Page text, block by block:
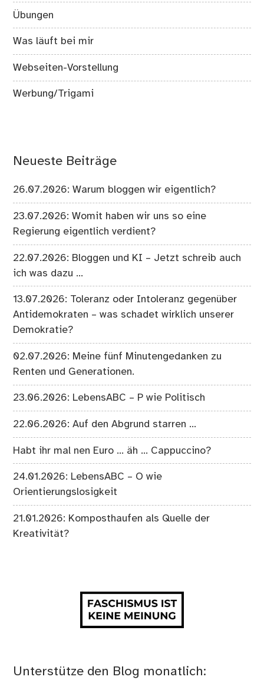
Übungen
Was läuft bei mir
Webseiten-Vorstellung
Werbung/Trigami
Neueste Beiträge
26.07.2026: Warum bloggen wir eigentlich?
23.07.2026: Womit haben wir uns so eine
Regierung eigentlich verdient?
22.07.2026: Bloggen und KI – Jetzt schreib auch
ich was dazu …
13.07.2026: Toleranz oder Intoleranz gegenüber
Antidemokraten – was schadet wirklich unserer
Demokratie?
02.07.2026: Meine fünf Minutengedanken zu
Renten und Generationen.
23.06.2026: LebensABC – P wie Politisch
22.06.2026: Auf den Abgrund starren …
Habt ihr mal nen Euro … äh … Cappuccino?
24.01.2026: LebensABC – O wie
Orientierungslosigkeit
21.01.2026: Komposthaufen als Quelle der
Kreativität?
Unterstütze den Blog monatlich: